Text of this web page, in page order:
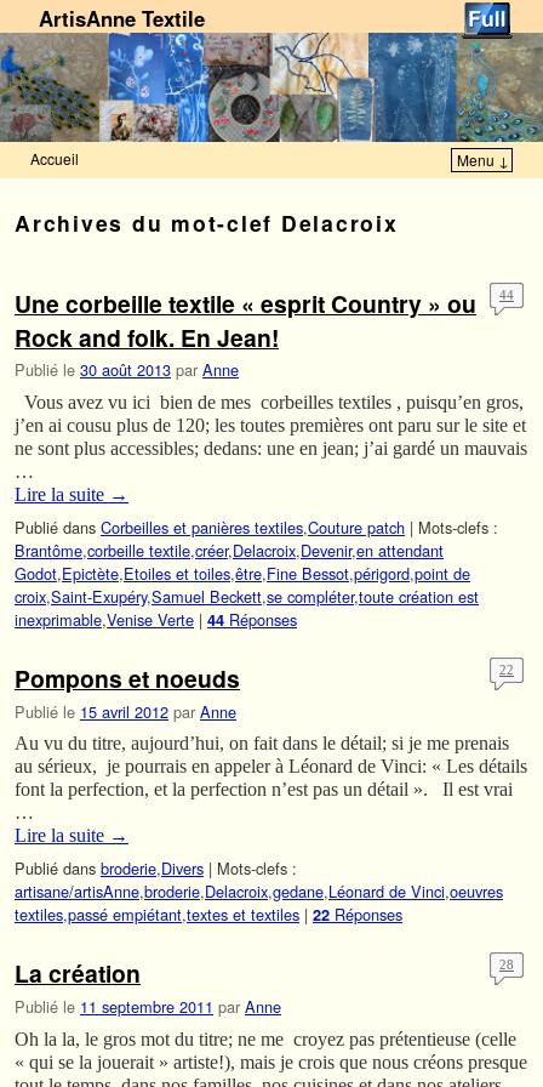
ArtisAnne Textile
Accueil Menu ↓
Archives du mot-clef Delacroix
Une corbeille textile « esprit Country » ou
Rock and folk. En Jean!
Publié le 30 août 2013 par Anne
44
Vous avez vu ici bien de mes corbeilles textiles , puisqu’en gros,
j’en ai cousu plus de 120; les toutes premières ont paru sur le site et
ne sont plus accessibles; dedans: une en jean; j’ai gardé un mauvais
…
Lire la suite →
Publié dans Corbeilles et panières textiles,Couture patch | Mots-clefs :
Brantôme,corbeille textile,créer,Delacroix,Devenir,en attendant
Godot,Epictète,Etoiles et toiles,être,Fine Bessot,périgord,point de
croix,Saint-Exupéry,Samuel Beckett,se compléter,toute création est
inexprimable,Venise Verte | 44 Réponses
Pompons et noeuds
Publié le 15 avril 2012 par Anne
22
Au vu du titre, aujourd’hui, on fait dans le détail; si je me prenais
au sérieux, je pourrais en appeler à Léonard de Vinci: « Les détails
font la perfection, et la perfection n’est pas un détail ». Il est vrai
…
Lire la suite →
Publié dans broderie,Divers | Mots-clefs :
artisane/artisAnne,broderie,Delacroix,gedane,Léonard de Vinci,oeuvres
textiles,passé empiétant,textes et textiles | 22 Réponses
La création
Publié le 11 septembre 2011 par Anne
28
Oh la la, le gros mot du titre; ne me croyez pas prétentieuse (celle
« qui se la jouerait » artiste!), mais je crois que nous créons presque